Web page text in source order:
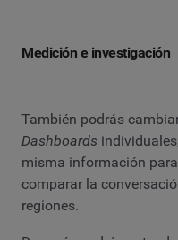
Medición e investigación
También podrás
Dashboards
misma información
comparar la
regiones.